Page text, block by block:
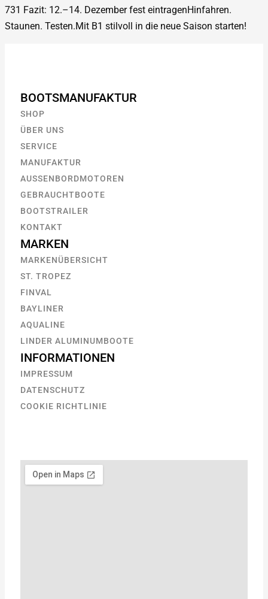
731 Fazit: 12.–14. Dezember fest eintragenHinfahren.
Staunen. Testen.Mit B1 stilvoll in die neue Saison starten!
BOOTSMANUFAKTUR
SHOP
ÜBER UNS
SERVICE
MANUFAKTUR
AUSSENBORDMOTOREN
GEBRAUCHTBOOTE
BOOTSTRAILER
KONTAKT
MARKEN
MARKENÜBERSICHT
ST. TROPEZ
FINVAL
BAYLINER
AQUALINE
LINDER ALUMINUMBOOTE
INFORMATIONEN
IMPRESSUM
DATENSCHUTZ
COOKIE RICHTLINIE